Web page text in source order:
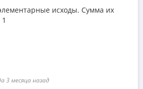
исходы. Сумма их
3 месяца назад